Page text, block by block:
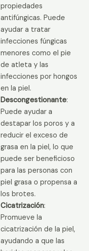
propiedades
antifúngicas. Puede
ayudar a tratar
infecciones fúngicas
menores como el pie
de atleta y las
infecciones por hongos
en la piel.
Descongestionante:
Puede ayudar a
destapar los poros y a
reducir el exceso de
grasa en la piel, lo que
puede ser beneficioso
para las personas con
piel grasa o propensa a
los brotes.
Cicatrización:
Promueve la
cicatrización de la piel,
ayudando a que las